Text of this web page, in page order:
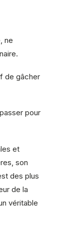
ne
de gâcher
pour
et
son
des plus
de la
véritable